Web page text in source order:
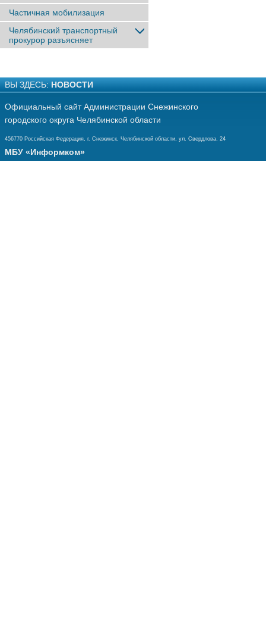
Частичная мобилизация
Челябинский транспортный
прокурор разъясняет
ВЫ ЗДЕСЬ: НОВОСТИ
Официальный сайт Администрации Снежинского
городского округа Челябинской области
456770 Российская Федерация, г. Снежинск, Челябинской области, ул. Свердлова, 24
МБУ «Информком»